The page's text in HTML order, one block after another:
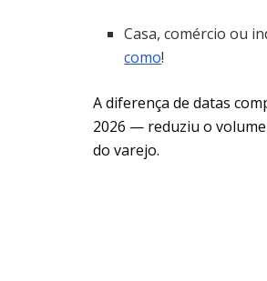
Casa, comércio ou
como!
A diferença de datas
2026 — reduziu o
do varejo.